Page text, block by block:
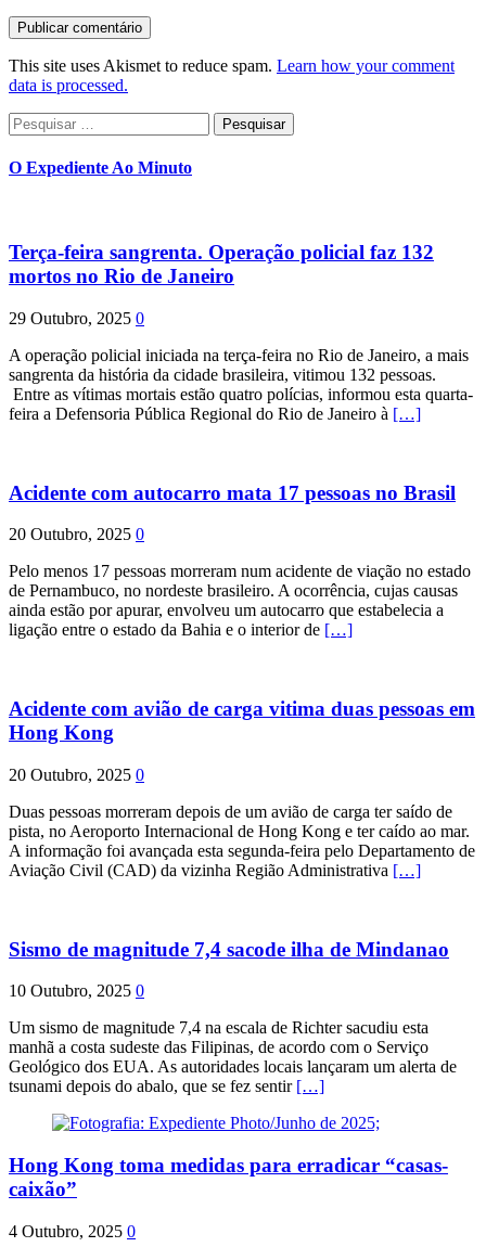
This site uses Akismet to reduce spam. Learn how your comment
data is processed.
Pesquisar
por:
O Expediente Ao Minuto
Terça-feira sangrenta. Operação policial faz 132
mortos no Rio de Janeiro
29 Outubro, 2025 0
A operação policial iniciada na terça-feira no Rio de Janeiro, a mais
sangrenta da história da cidade brasileira, vitimou 132 pessoas.
Entre as vítimas mortais estão quatro polícias, informou esta quarta-
feira a Defensoria Pública Regional do Rio de Janeiro à […]
Acidente com autocarro mata 17 pessoas no Brasil
20 Outubro, 2025 0
Pelo menos 17 pessoas morreram num acidente de viação no estado
de Pernambuco, no nordeste brasileiro. A ocorrência, cujas causas
ainda estão por apurar, envolveu um autocarro que estabelecia a
ligação entre o estado da Bahia e o interior de […]
Acidente com avião de carga vitima duas pessoas em
Hong Kong
20 Outubro, 2025 0
Duas pessoas morreram depois de um avião de carga ter saído de
pista, no Aeroporto Internacional de Hong Kong e ter caído ao mar.
A informação foi avançada esta segunda-feira pelo Departamento de
Aviação Civil (CAD) da vizinha Região Administrativa […]
Sismo de magnitude 7,4 sacode ilha de Mindanao
10 Outubro, 2025 0
Um sismo de magnitude 7,4 na escala de Richter sacudiu esta
manhã a costa sudeste das Filipinas, de acordo com o Serviço
Geológico dos EUA. As autoridades locais lançaram um alerta de
tsunami depois do abalo, que se fez sentir […]
Hong Kong toma medidas para erradicar “casas-
caixão”
4 Outubro, 2025 0